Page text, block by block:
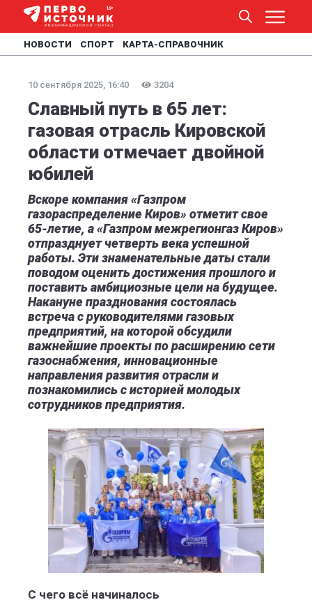
НОВОСТИ СПОРТ КАРТА-СПРАВОЧНИК
10 сентября 2025, 16:40 3204
Славный путь в 65 лет:
газовая отрасль Кировской
области отмечает двойной
юбилей
Вскоре компания «Газпром
газораспределение Киров» отметит свое
65-летие, а «Газпром межрегионгаз Киров»
отпразднует четверть века успешной
работы. Эти знаменательные даты стали
поводом оценить достижения прошлого и
поставить амбициозные цели на будущее.
Накануне празднования состоялась
встреча с руководителями газовых
предприятий, на которой обсудили
важнейшие проекты по расширению сети
газоснабжения, инновационные
направления развития отрасли и
познакомились с историей молодых
сотрудников предприятия.
С чего всё начиналось